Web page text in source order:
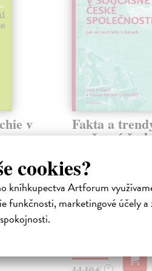
cookies?
kníhkupectva Artforum
funkčnosti, marketingové účely a
v
a
se
v
Fakta a
současné
Ryšavý Dan
Cílem knihy je na
datech ukázat
podmínky života naší
zhruba od...